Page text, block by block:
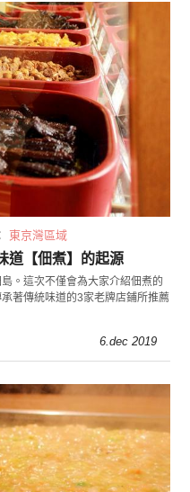
東京灣區域
道【佃煮】的起源
。這次不僅會為大家介紹佃煮的
著傳統味道的3家老牌店鋪所推薦
6.dec 2019